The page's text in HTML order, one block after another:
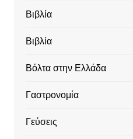
Βιβλία
Βιβλία
Βόλτα στην Ελλάδα
Γαστρονομία
Γεύσεις